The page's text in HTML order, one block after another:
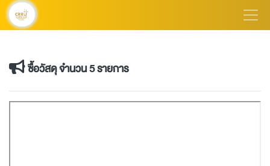
ซื้อวัสดุ จำนวน 5 รายการ